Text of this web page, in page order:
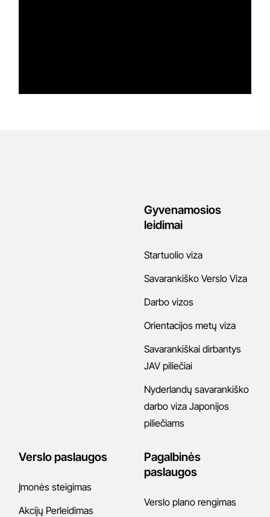
Gyvenamosios
leidimai
Startuolio viza
Savarankiško Verslo Viza
Darbo vizos
Orientacijos metų viza
Savarankiškai dirbantys
JAV piliečiai
Nyderlandų savarankiško
darbo viza Japonijos
piliečiams
Verslo paslaugos
Įmonės steigimas
Akcijų Perleidimas
Pagalbinės
paslaugos
Verslo plano rengimas